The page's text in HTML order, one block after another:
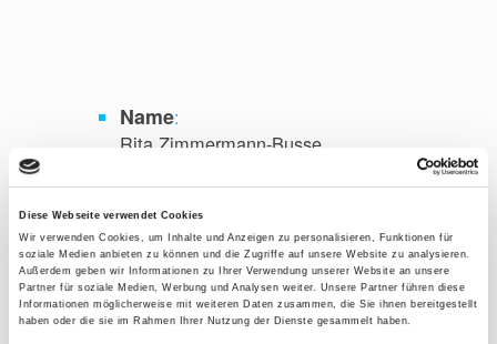
Diese Webseite verwendet Cookies
Wir verwenden Cookies, um Inhalte und Anzeigen zu personalisieren, Funktionen für
soziale Medien anbieten zu können und die Zugriffe auf unsere Website zu analysieren.
Außerdem geben wir Informationen zu Ihrer Verwendung unserer Website an unsere
Partner für soziale Medien, Werbung und Analysen weiter. Unsere Partner führen diese
Informationen möglicherweise mit weiteren Daten zusammen, die Sie ihnen bereitgestellt
haben oder die sie im Rahmen Ihrer Nutzung der Dienste gesammelt haben.
Name:
Rita Zimmermann-Busse
Warum ich Friseur geworden bin:
Liebings-Frisur
Hochsteckfrisuren jeglicher Art